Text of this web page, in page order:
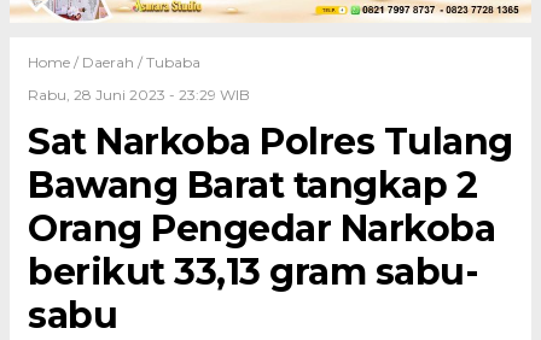
Home / Daerah / Tubaba
Rabu, 28 Juni 2023 - 23:29 WIB
Sat Narkoba Polres Tulang
Bawang Barat tangkap 2
Orang Pengedar Narkoba
berikut 33,13 gram sabu-
sabu